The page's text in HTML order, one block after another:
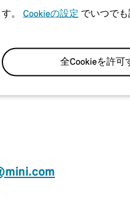
。 Cookieの設定 でいつで
全Cookieを許可